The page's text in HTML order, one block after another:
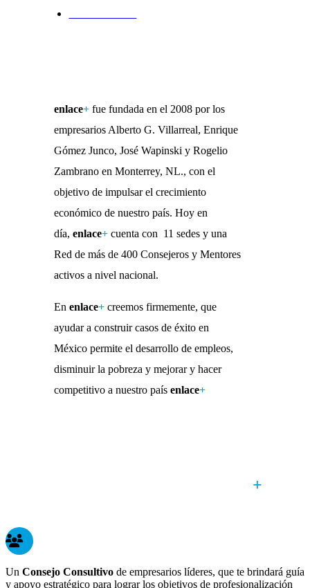
enlace+fue fundada en el 2008 por los
empresarios Alberto G. Villarreal, Enrique
Gómez Junco, José Wapinski y Rogelio
Zambrano en Monterrey, NL., con el
objetivo de impulsar el crecimiento
económico de nuestro país. Hoy en
día, enlace+cuenta con 11 sedes y una
Red de más de 400 Consejeros y Mentores
activos a nivel nacional.
En enlace+creemos firmemente, que
ayudar a construir casos de éxito en
México permite el desarrollo de empleos,
disminuir la pobreza y mejorar y hacer
competitivo a nuestro país enlace+
+
Un Consejo Consultivo de empresarios líderes, que te brindará guía
y apoyo estratégico para lograr los objetivos de profesionalización